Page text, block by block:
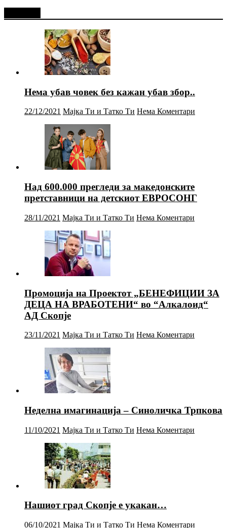
Нема убав човек без кажан убав збор..
22/12/2021 Мајка Ти и Татко Ти Нема Коментари
Над 600.000 прегледи за македонските
претставници на детскиот ЕВРОСОНГ
28/11/2021 Мајка Ти и Татко Ти Нема Коментари
Промоција на Проектот „БЕНЕФИЦИИ ЗА
ДЕЦА НА ВРАБОТЕНИ“ во “Алкалоид“
АД Скопје
23/11/2021 Мајка Ти и Татко Ти Нема Коментари
Неделна имагинација – Синоличка Трпкова
11/10/2021 Мајка Ти и Татко Ти Нема Коментари
Нашиот град Скопје е укакан…
06/10/2021 Мајка Ти и Татко Ти Нема Коментари